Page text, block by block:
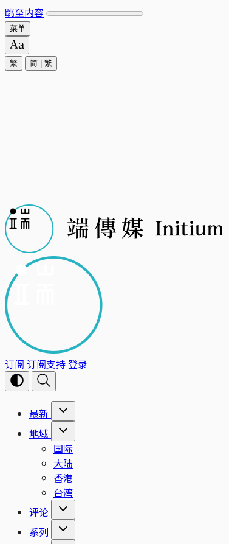
跳至内容
菜单
繁 简 繁
订阅 订阅支持登录
最新
地域
国际
大陆
香港
台湾
评论
系列